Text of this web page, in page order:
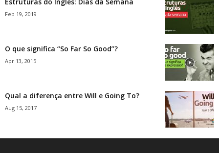
Feb 19, 2019
O que significa “So Far So Good”?
Apr 13, 2015
Qual a diferença entre Will e Going To?
Aug 15, 2017